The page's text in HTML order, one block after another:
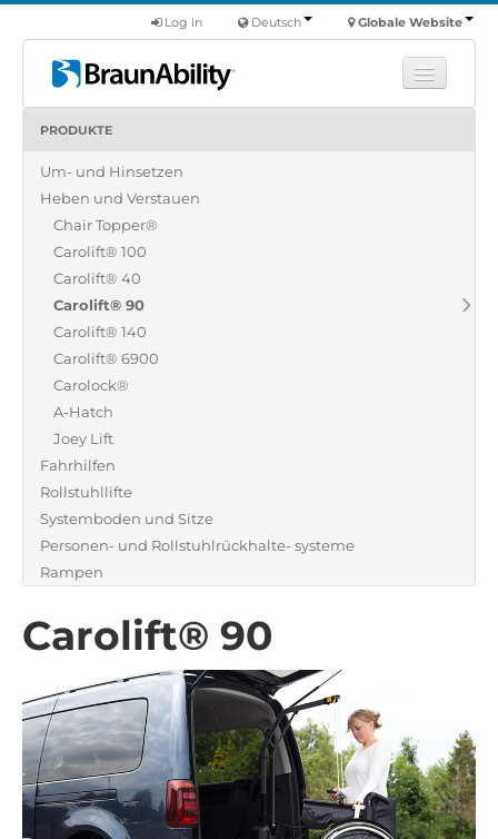
Globale Website
Deutsch
Log in
Produkte
Über uns
Finde einen Händler
PRODUKTE
Um- und Hinsetzen
Heben und Verstauen
Chair Topper®
Carolift® 100
Carolift® 40
Carolift® 90
Carolift® 140
Carolift® 6900
Carolock®
A-Hatch
Joey Lift
Fahrhilfen
Rollstuhllifte
Systemboden und Sitze
Personen- und Rollstuhlrückhalte- systeme
Rampen
Carolift® 90